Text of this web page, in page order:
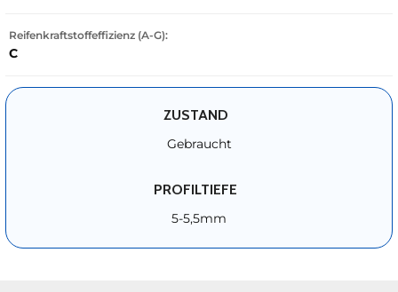
Reifenkraftstoffeffizienz (A-G):
C
ZUSTAND
Gebraucht
PROFILTIEFE
5-5,5mm